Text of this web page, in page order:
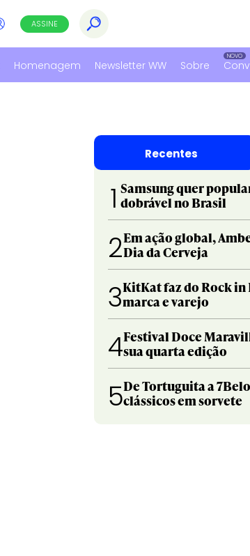
ASSINE
Homenagem Newsletter WW Sobre
Recentes
1 Samsung quer
dobrável no Brasil
2Em ação global,
Dia da Cerveja
3KitKat faz do Rock
marca e varejo
4Festival Doce
sua quarta edição
5De Tortuguita a
clássicos em sorvete